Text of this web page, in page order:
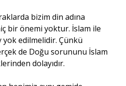
bizim din adına
bir önemi yoktur. İslam ile
edilmelidir. Çünkü
de Doğu sorununu İslam
dolayıdır.